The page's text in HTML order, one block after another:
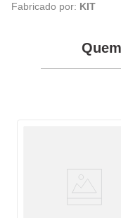
Fabricado por: KIT